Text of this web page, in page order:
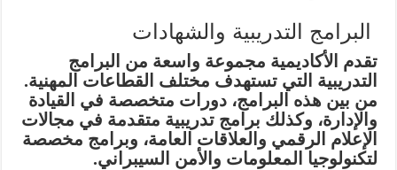
البرامج التدريبية والشهادات
تقدم الأكاديمية مجموعة واسعة من البرامج
التدريبية التي تستهدف مختلف القطاعات المهنية.
من بين هذه البرامج، دورات متخصصة في القيادة
والإدارة، وكذلك برامج تدريبية متقدمة في مجالات
الإعلام الرقمي والعلاقات العامة، وبرامج مخصصة
لتكنولوجيا المعلومات والأمن السيبراني.